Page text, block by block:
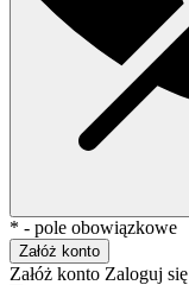
* - pole obowiązkowe
Załóż konto
Załóż konto Zaloguj się